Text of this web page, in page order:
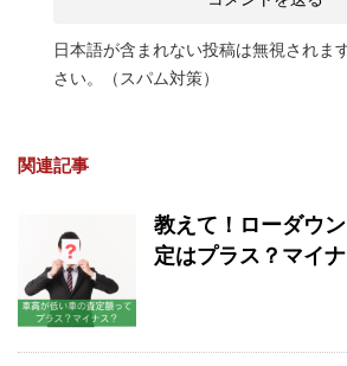
日本語が含まれない投稿は無視されま
さい。（スパム対策）
関連記事
教えて！ローダウ
定はプラス？マイ